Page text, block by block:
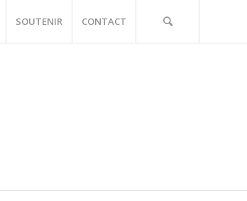
SOUTENIR CONTACT